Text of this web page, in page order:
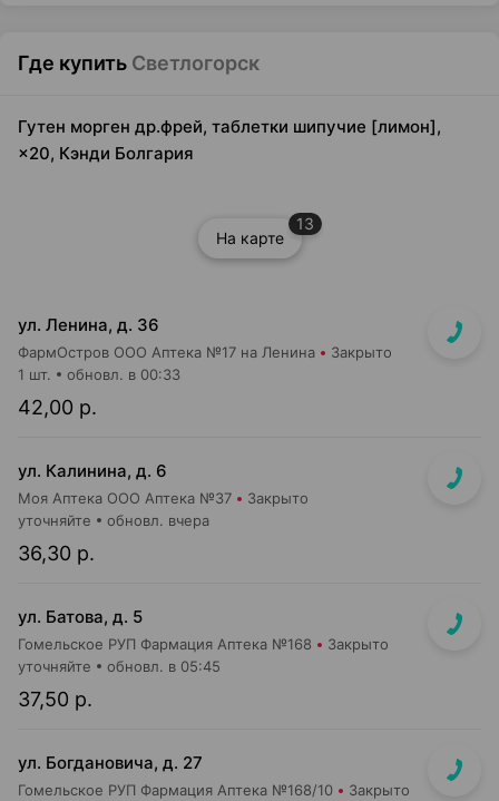
Где купить Светлогорск
Гутен морген др.фрей, таблетки шипучие [лимон],
×20, Кэнди Болгария
На карте
13
ул. Ленина, д. 36
ФармОстров ООО Аптека №17 на Ленина Закрыто
42,00 р.
1 шт. обновл. в 00:33
ул. Калинина, д. 6
Моя Аптека ООО Аптека №37 Закрыто
36,30 р.
уточняйте обновл. вчера
ул. Батова, д. 5
Гомельское РУП Фармация Аптека №168 Закрыто
37,50 р.
уточняйте обновл. в 05:45
ул. Богдановича, д. 27
Гомельское РУП Фармация Аптека №168/10 Закрыто